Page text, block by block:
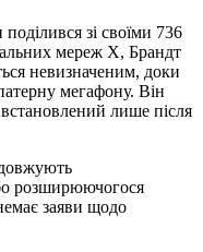
зі своїми 736
мереж X, Брандт
невизначеним, доки
мегафону. Він
лише після
розширюючогося
заяви щодо